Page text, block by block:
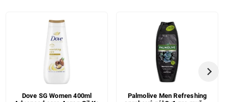
Dove SG Women 400ml
Palmolive Men Refreshing